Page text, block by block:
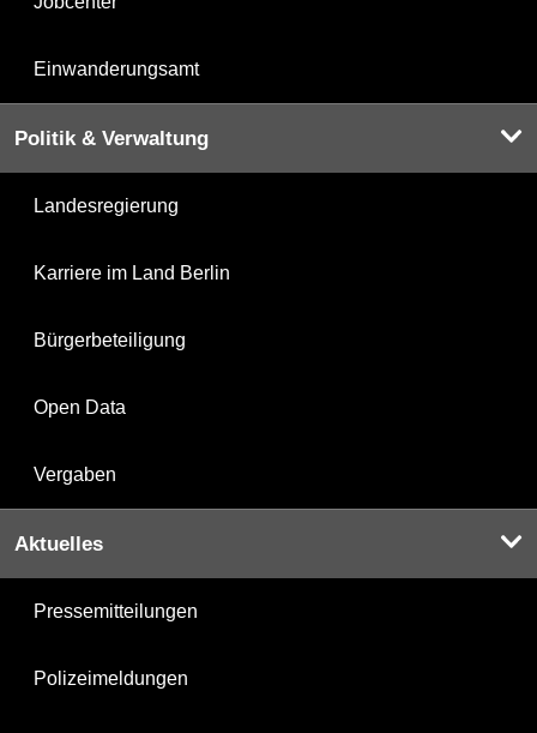
Einwanderungsamt
Politik & Verwaltung
Landesregierung
Karriere im Land Berlin
Bürgerbeteiligung
Open Data
Vergaben
Aktuelles
Pressemitteilungen
Polizeimeldungen